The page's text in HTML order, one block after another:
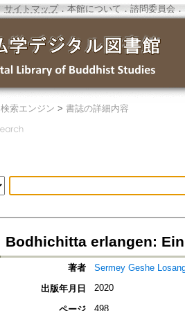
サイトマップ．本館について ． 諮問委員会 ．
検索エンジン > 書誌の詳細内容
Bodhichitta erlangen:
著者
Sermey Geshe
出版年月日
2020
498